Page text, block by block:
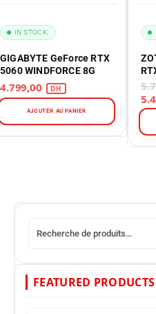
GIGABYTE GeForce RTX
5060 WINDFORCE 8G
IN STOCK:
AJOUTER AU PANIER
FEATURED PRODUCTS